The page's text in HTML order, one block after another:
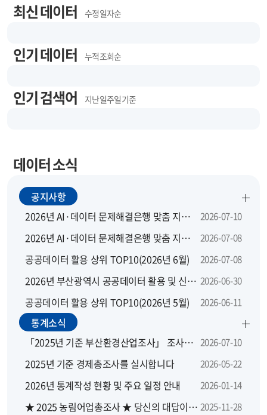
최신 데이터 수정 일자순
인기 데이터 누적 조회순
인기 검색어 지난 일주일 기준
데이터 소식
공지사항
2026년 AI·데이터 문제해결은행 맞춤 지원 모집 공고
2026-07-10
2026년 AI·데이터 문제해결은행 맞춤 지원사업 지역별 설명회 2026-07-08
공공데이터 활용 상위 TOP10(2026년 6월) 2026-07-08
2026년 부산광역시 공공데이터 활용 및 신규 개방 수요 설문조사 2026-06-30
공공데이터 활용 상위 TOP10(2026년 5월) 2026-06-11
통계소식
「2025년 기준 부산환경산업조사」 조사요원을 모집합니다. 2026-07-10
2025년 기준 경제총조사를 실시합니다 2026-05-22
2026년 통계작성 현황 및 주요 일정 안내 2026-01-14
★ 2025 농림어업총조사 ★ 당신의 대답이 대한민국의 농산어촌에 좋은 답이 됩니다 2025-11-28